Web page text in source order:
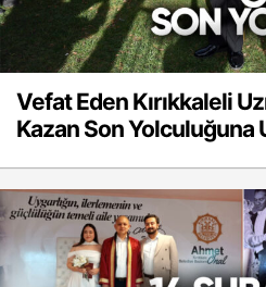
Vefat Eden Kırıkkaleli
Kazan Son Yolculuğuna